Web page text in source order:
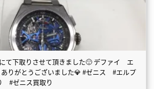
て下取りさせて頂きました🙂 デファイ エ
ありがとうございました💎 #ゼニス #エルプ
#ゼニス買取り